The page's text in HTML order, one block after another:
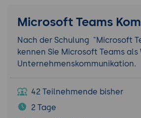
Microsoft Teams
Nach der Schulung "Microsoft
kennen Sie Microsoft Teams als
Unternehmenskommunikation.
42 Teilnehmende bisher
2 Tage